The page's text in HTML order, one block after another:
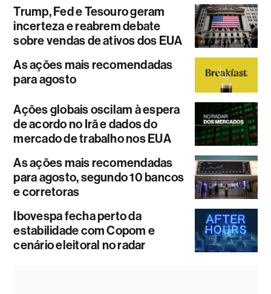
Trump, Fed e Tesouro geram
incerteza e reabrem debate
sobre vendas de ativos dos EUA
As ações mais recomendadas
para agosto
Ações globais oscilam à espera
de acordo no Irã e dados do
mercado de trabalho nos EUA
As ações mais recomendadas
para agosto, segundo 10 bancos
e corretoras
Ibovespa fecha perto da
estabilidade com Copom e
cenário eleitoral no radar